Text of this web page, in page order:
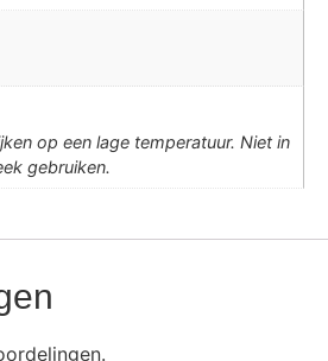
op een lage temperatuur. Niet in
gebruiken.